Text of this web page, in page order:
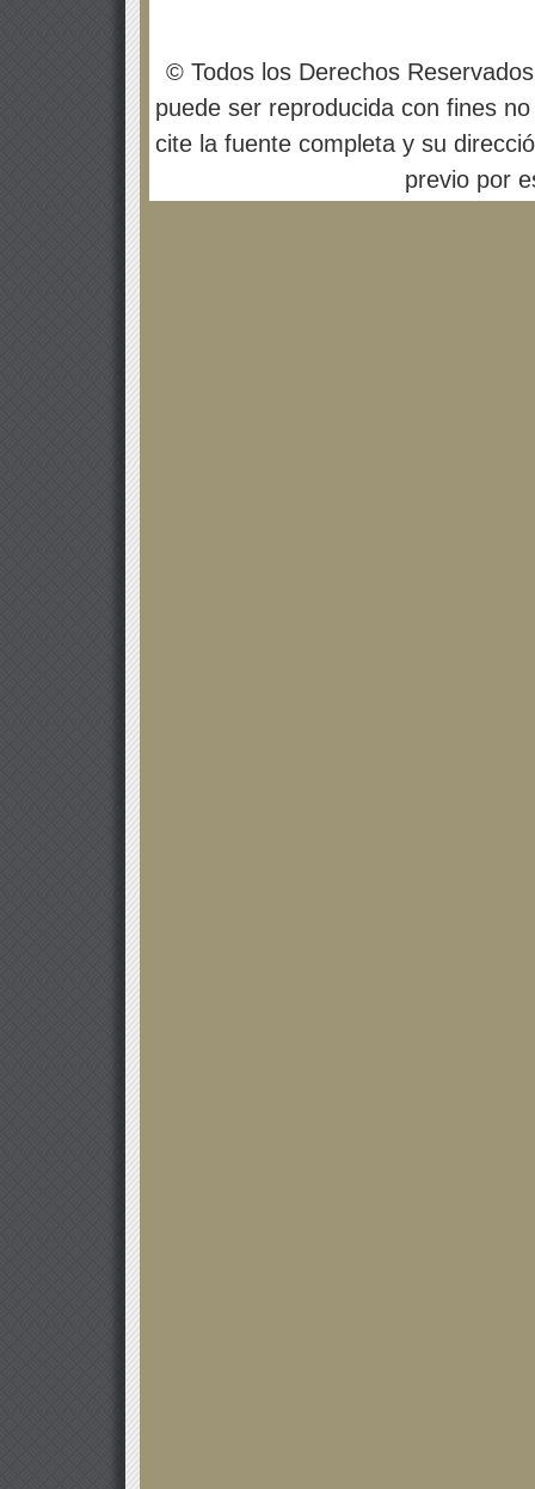
© Todos los Derechos
puede ser reproducida con fines
cite la fuente completa y su
previo por